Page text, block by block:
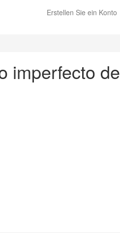
Erstellen Sie ein Konto
imperfecto de